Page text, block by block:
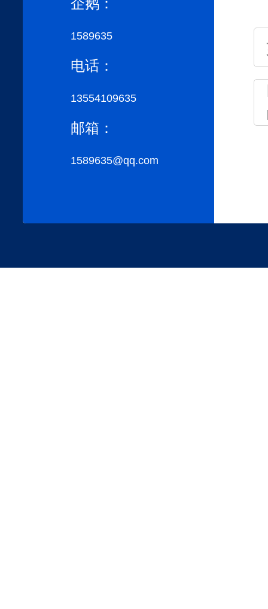
企鹅：
1589635
电话：
13554109635
邮箱：
1589635@qq.com